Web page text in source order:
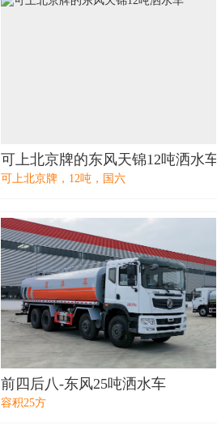
可上北京牌的东风天锦12吨洒水车
可上北京牌，12吨，国六
前四后八-东风25吨洒水车
容积25方